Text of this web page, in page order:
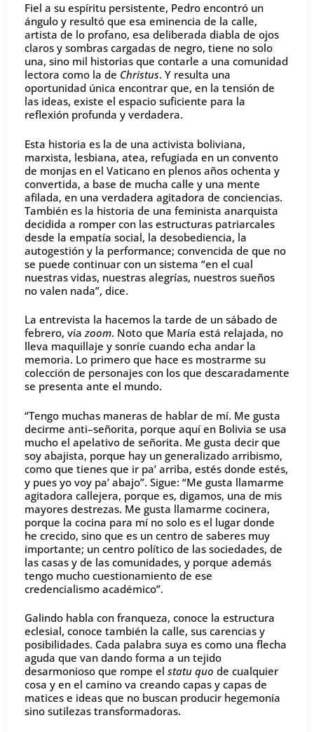
Fiel a su espíritu persistente, Pedro encontró un
ángulo y resultó que esa eminencia de la calle,
artista de lo profano, esa deliberada diabla de ojos
claros y sombras cargadas de negro, tiene no solo
una, sino mil historias que contarle a una comunidad
lectora como la de Christus. Y resulta una
oportunidad única encontrar que, en la tensión de
las ideas, existe el espacio suficiente para la
reflexión profunda y verdadera.
Esta historia es la de una activista boliviana,
marxista, lesbiana, atea, refugiada en un convento
de monjas en el Vaticano en plenos años ochenta y
convertida, a base de mucha calle y una mente
afilada, en una verdadera agitadora de conciencias.
También es la historia de una feminista anarquista
decidida a romper con las estructuras patriarcales
desde la empatía social, la desobediencia, la
autogestión y la performance; convencida de que no
se puede continuar con un sistema “en el cual
nuestras vidas, nuestras alegrías, nuestros sueños
no valen nada”, dice.
La entrevista la hacemos la tarde de un sábado de
febrero, víazoom. Noto que María está relajada, no
lleva maquillaje y sonríe cuando echa andar la
memoria. Lo primero que hace es mostrarme su
colección de personajes con los que descaradamente
se presenta ante el mundo.
“Tengo muchas maneras de hablar de mí. Me gusta
decirme anti–señorita, porque aquí en Bolivia se usa
mucho el apelativo de señorita. Me gusta decir que
soy abajista, porque hay un generalizado arribismo,
como que tienes que ir pa’ arriba, estés donde estés,
y pues yo voy pa’ abajo”. Sigue: “Me gusta llamarme
agitadora callejera, porque es, digamos, una de mis
mayores destrezas. Me gusta llamarme cocinera,
porque la cocina para mí no solo es el lugar donde
he crecido, sino que es un centro de saberes muy
importante; un centro político de las sociedades, de
las casas y de las comunidades, y porque además
tengo mucho cuestionamiento de ese
credencialismo académico”.
Galindo habla con franqueza, conoce la estructura
eclesial, conoce también la calle, sus carencias y
posibilidades. Cada palabra suya es como una flecha
aguda que van dando forma a un tejido
desarmonioso que rompe el statu quo de cualquier
cosa y en el camino va creando capas y capas de
matices e ideas que no buscan producir hegemonía
sino sutilezas transformadoras.